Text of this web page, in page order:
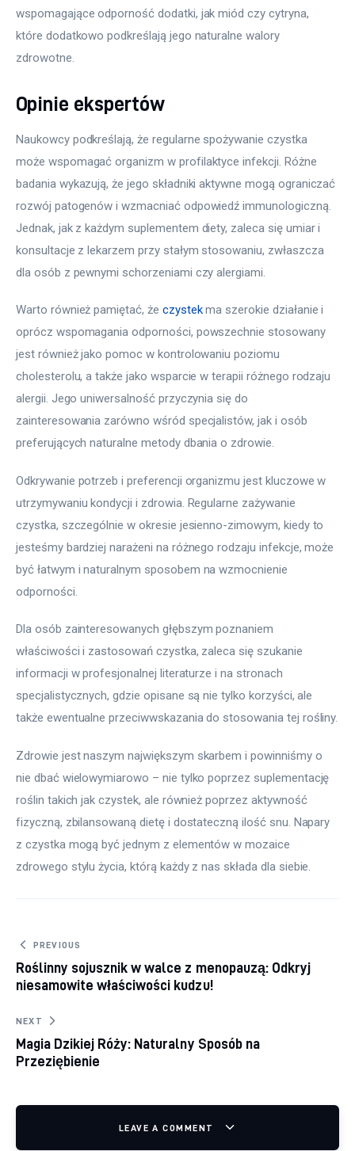
wspomagające odporność dodatki, jak miód czy cytryna,
które dodatkowo podkreślają jego naturalne walory
zdrowotne.
Opinie ekspertów
Naukowcy podkreślają, że regularne spożywanie czystka
może wspomagać organizm w profilaktyce infekcji. Różne
badania wykazują, że jego składniki aktywne mogą ograniczać
rozwój patogenów i wzmacniać odpowiedź immunologiczną.
Jednak, jak z każdym suplementem diety, zaleca się umiar i
konsultacje z lekarzem przy stałym stosowaniu, zwłaszcza
dla osób z pewnymi schorzeniami czy alergiami.
Warto również pamiętać, że czystek ma szerokie działanie i
oprócz wspomagania odporności, powszechnie stosowany
jest również jako pomoc w kontrolowaniu poziomu
cholesterolu, a także jako wsparcie w terapii różnego rodzaju
alergii. Jego uniwersalność przyczynia się do
zainteresowania zarówno wśród specjalistów, jak i osób
preferujących naturalne metody dbania o zdrowie.
Odkrywanie potrzeb i preferencji organizmu jest kluczowe w
utrzymywaniu kondycji i zdrowia. Regularne zażywanie
czystka, szczególnie w okresie jesienno-zimowym, kiedy to
jesteśmy bardziej narażeni na różnego rodzaju infekcje, może
być łatwym i naturalnym sposobem na wzmocnienie
odporności.
Dla osób zainteresowanych głębszym poznaniem
właściwości i zastosowań czystka, zaleca się szukanie
informacji w profesjonalnej literaturze i na stronach
specjalistycznych, gdzie opisane są nie tylko korzyści, ale
także ewentualne przeciwwskazania do stosowania tej rośliny.
Zdrowie jest naszym największym skarbem i powinniśmy o
nie dbać wielowymiarowo – nie tylko poprzez suplementację
roślin takich jak czystek, ale również poprzez aktywność
fizyczną, zbilansowaną dietę i dostateczną ilość snu. Napary
z czystka mogą być jednym z elementów w mozaice
zdrowego stylu życia, którą każdy z nas składa dla siebie.
Nawigacja wpisu
PREVIOUS
Roślinny sojusznik w walce z menopauzą: Odkryj
niesamowite właściwości kudzu!
NEXT
Magia Dzikiej Róży: Naturalny Sposób na
Przeziębienie
LEAVE A COMMENT